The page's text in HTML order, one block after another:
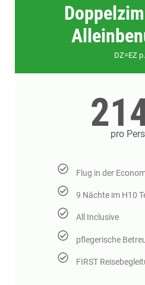
DZ=EZ p.
pro
Flug in der
9 Nächte im H10
All Inclusive
pflegerische
FIRST